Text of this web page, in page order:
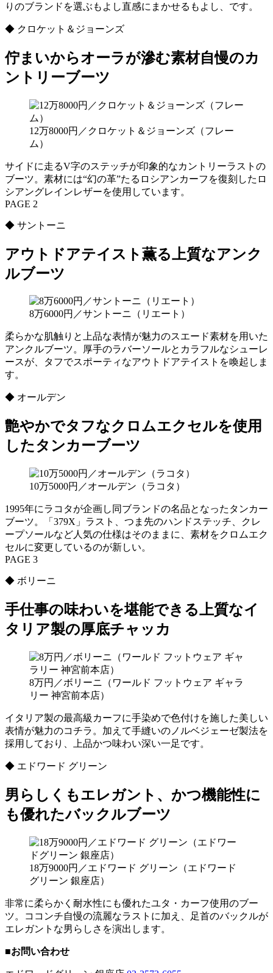
りのブランドを選ぶもよし直感にまかせるもよし、です。
◆ クロケット＆ジョーンズ
佇まいからオーラが滲む素材自慢のカ
ントリーブーツ
12万8000円／クロケット＆ジョーンズ（フレー
ム）
サイドに走るV字のステッチが印象的なカントリーラストの
ブーツ。素材には“幻の革”たるロシアンカーフを復刻したロ
シアングレインレザーを使用しています。
PAGE 2
◆ サントーニ
アウトドアテイスト薫る上質なアンク
ルブーツ
8万6000円／サントーニ（リエート）
柔らかな肌触りと上品な表情が魅力のスエード素材を用いた
アンクルブーツ。厚手のラバーソールとカラフルなシューレ
ースが、タフでスポーティなアウトドアテイストを喚起しま
す。
◆ オールデン
艶やかでタフなクロムエクセルを使用
したタンカーブーツ
10万5000円／オールデン（ラコタ）
1995年にラコタが企画し同ブランドの名品となったタンカー
ブーツ。「379X」ラスト、つま先のハンドステッチ、クレ
ープソールなど人気の仕様はそのままに、素材をクロムエク
セルに変更しているのが新しい。
PAGE 3
◆ ボリーニ
手仕事の味わいを堪能できる上質なイ
タリア製の厚底チャッカ
8万円／ボリーニ（ワールド フットウェア ギャラ
リー 神宮前本店）
イタリア製の最高級カーフに手染めで色付けを施した美しい
表情が魅力のコチラ。加えて手縫いのノルベジェーゼ製法を
採用しており、上品かつ味わい深い一足です。
◆ エドワード グリーン
男らしくもエレガント、かつ機能性に
も優れたバックルブーツ
18万9000円／エドワード グリーン（エドワード
グリーン 銀座店）
非常に柔らかく耐水性にも優れたユタ・カーフ使用のブー
ツ。ココンチ自慢の流麗なラストに加え、足首のバックルが
エレガントな男らしさを演出します。
■お問い合わせ